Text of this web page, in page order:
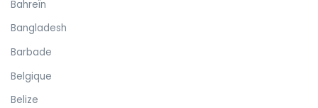
Bahreïn
Bangladesh
Barbade
Belgique
Belize